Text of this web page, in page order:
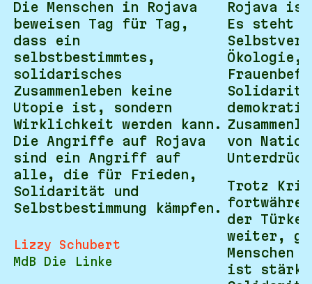
Die Menschen in Rojava
beweisen Tag für Tag,
dass ein
selbstbestimmtes,
solidarisches
Zusammenleben keine
Utopie ist, sondern
Wirklichkeit werden kann.
Die Angriffe auf Rojava
sind ein Angriff auf
alle, die für Frieden,
Solidarität und
Selbstbestimmung kämpfen.
Lizzy Schubert
MdB Die Linke
Rojava
Es steht
Ökologie,
von
Trotz
der
weiter,
Menschen
ist